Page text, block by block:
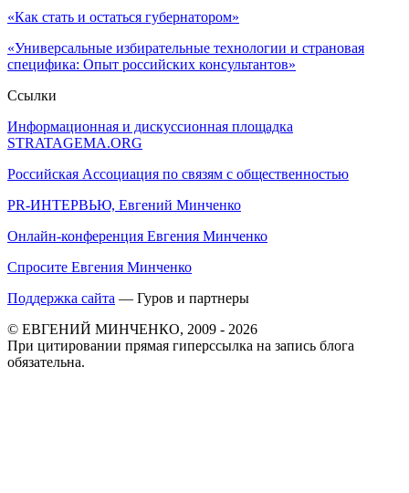
«Как стать и остаться губернатором»
«Универсальные избирательные технологии и страновая
специфика: Опыт российских консультантов»
Ссылки
Информационная и дискуссионная площадка
STRATAGEMA.ORG
Российская Ассоциация по связям с общественностью
PR-ИНТЕРВЬЮ, Евгений Минченко
Онлайн-конференция Евгения Минченко
Спросите Евгения Минченко
Поддержка сайта — Гуров и партнеры
© ЕВГЕНИЙ МИНЧЕНКО, 2009 - 2026
При цитировании прямая гиперссылка на запись блога
обязательна.